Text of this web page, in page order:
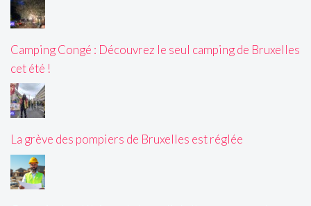
Camping Congé : Découvrez le seul camping de Bruxelles
cet été !
La grève des pompiers de Bruxelles est réglée